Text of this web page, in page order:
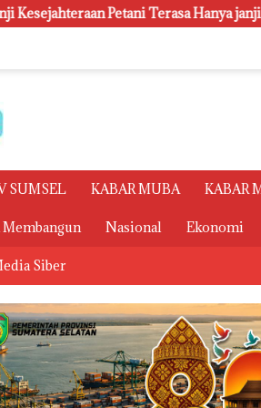
janji Manis Polsri Juara
SUMSEL KABAR MUBA KABAR
Membangun Nasional Ekonomi
Siber